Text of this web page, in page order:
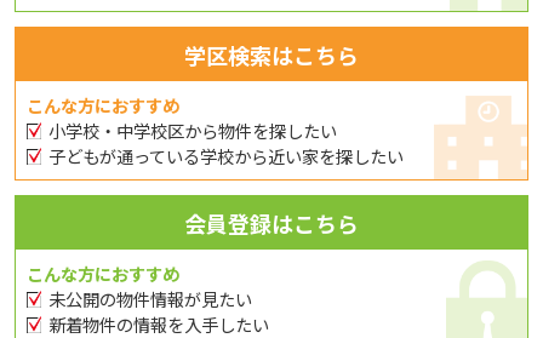
学区検索はこちら
こんな方におすすめ
小学校・中学校区から物件を探したい
子どもが通っている学校から近い家を探したい
会員登録はこちら
こんな方におすすめ
未公開の物件情報が見たい
新着物件の情報を入手したい